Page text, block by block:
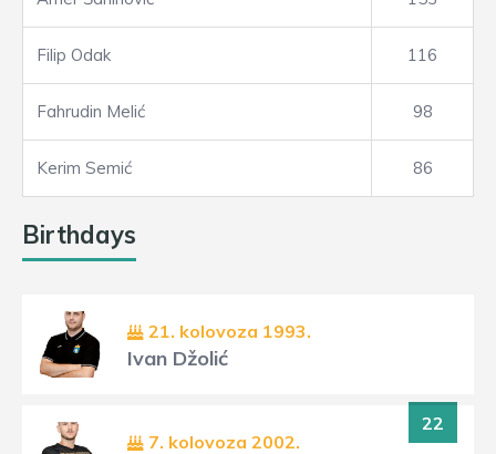
Filip Odak 116
Fahrudin Melić 98
Kerim Semić 86
Birthdays
21. kolovoza 1993.
Ivan Džolić
22
7. kolovoza 2002.